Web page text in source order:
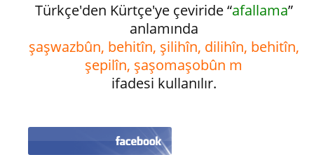
Türkçe'den Kürtçe'ye çeviride “afallama”
anlamında
şaşwazbûn, behitîn, şilihîn, dilihîn, behitîn,
şepilîn, şaşomaşobûn m
ifadesi kullanılır.